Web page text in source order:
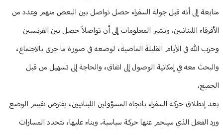
متابعة إلى أنه قبل جولة السفراء حصل تواصل بين البعض منهم وعدد من
الأفرقاء اللبنانيين. وتشير المعلومات إلى أن تواصلاً حصل بين الفرنسيين
وحزب الله في الأيام القليلة الماضية، لوضعه في صورة ما جرى بالاجتماع،
والبحث معه في إمكانية الوصول إلى اتفاق، والحاجة إلى تسهيل من قبل
الجميع.
بعد إنطلاق حركة السفراء باتجاه المسؤولين اللبنانيين، يفترض تقييم الوضع
ورد الفعل الذي سينجم عنها حركة سياسية. وبناء عليها، تتحدد المسارات